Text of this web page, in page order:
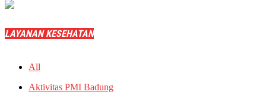
LAYANAN KESEHATAN
All
Aktivitas PMI Badung